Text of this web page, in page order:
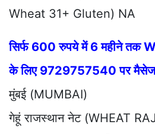
Wheat 31+ Gluten) NA
सिर्फ 600 रुपये में 6 महीने तक
के लिए 9729757540 पर
मुंबई (MUMBAI)
गेहूं राजस्थान नेट (WHEAT